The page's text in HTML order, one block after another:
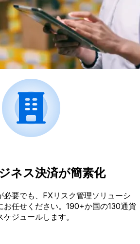
ネス決済が簡素化
必要でも、FXリスク管理ソリューシ
お任せください。190+か国の130通貨
ジュールします。